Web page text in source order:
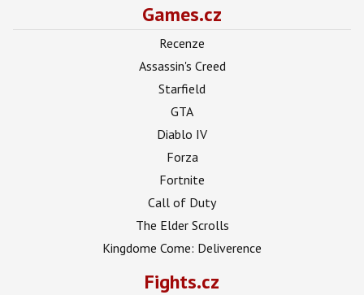
Games.cz
Recenze
Assassin's Creed
Starfield
GTA
Diablo IV
Forza
Fortnite
Call of Duty
The Elder Scrolls
Kingdome Come: Deliverence
Fights.cz